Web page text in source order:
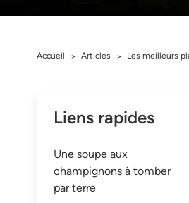
Accueil > Articles > Les meilleurs
Liens rapides
Une soupe aux
champignons à tomber
par terre